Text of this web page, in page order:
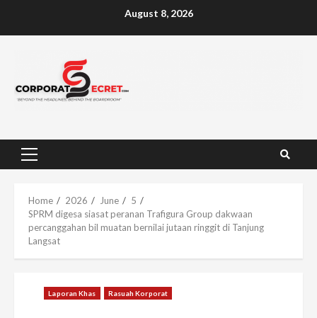
August 8, 2026
Primary
Home 2026 June
5
SPRM digesa siasat peranan Trafigura Group dakwaan
percanggahan bil muatan bernilai jutaan ringgit di Tanjung
Langsat
Laporan Khas Rasuah Korporat